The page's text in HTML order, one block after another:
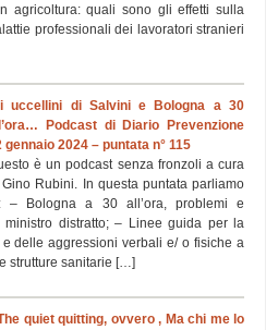
agricoltura: quali sono gli effetti sulla
professionali dei lavoratori stranieri
uccellini di Salvini e Bologna a 30
Podcast di Diario Prevenzione
gennaio 2024 – puntata n° 115
è un podcast senza fronzoli a cura
Rubini. In questa puntata parliamo
– Bologna a 30 all’ora, problemi e
distratto; – Linee guida per la
delle aggressioni verbali e/ o fisiche a
strutture sanitarie […]
quiet quitting, ovvero , Ma chi me lo